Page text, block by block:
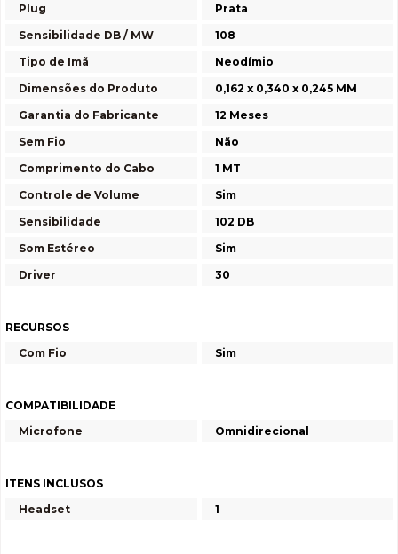
Plug
Prata
Sensibilidade DB / MW
108
Tipo de Imã
Neodímio
Dimensões do Produto
0,162 x 0,340 x 0,245 MM
Garantia do Fabricante
12 Meses
Sem Fio
Não
Comprimento do Cabo
1 MT
Controle de Volume
Sim
Sensibilidade
102 DB
Som Estéreo
Sim
Driver
30
RECURSOS
Com Fio
Sim
COMPATIBILIDADE
Microfone
Omnidirecional
ITENS INCLUSOS
Headset
1